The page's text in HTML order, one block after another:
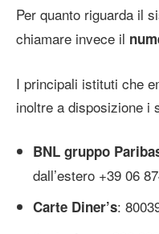
Per quanto riguarda il
chiamare invece il
I principali istituti che
inoltre a disposizione i
BNL gruppo
dall’estero +39 06
Carte Diner’s: